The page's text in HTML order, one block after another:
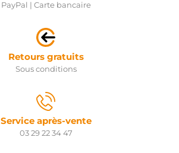
PayPal | Carte bancaire
Retours gratuits
Sous conditions
Service après-vente
03 29 22 34 47